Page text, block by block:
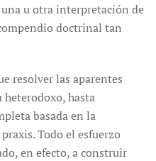
u otra interpretación de
doctrinal tan
resolver las aparentes
hasta
basada en la
Todo el esfuerzo
en efecto, a construir